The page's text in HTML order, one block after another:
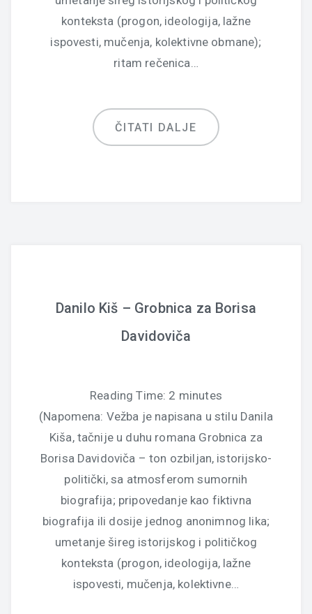
konteksta (progon, ideologija, lažne
ispovesti, mučenja, kolektivne obmane);
ritam rečenica…
ČITATI DALJE
Danilo Kiš – Grobnica za Borisa
Davidoviča
Reading Time: 2 minutes
(Napomena: Vežba je napisana u stilu Danila
Kiša, tačnije u duhu romana Grobnica za
Borisa Davidoviča – ton ozbiljan, istorijsko-
politički, sa atmosferom sumornih
biografija; pripovedanje kao fiktivna
biografija ili dosije jednog anonimnog lika;
umetanje šireg istorijskog i političkog
konteksta (progon, ideologija, lažne
ispovesti, mučenja, kolektivne…